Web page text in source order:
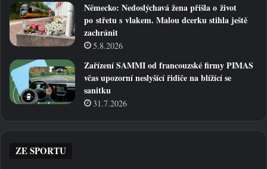
Německo: Nedoslýchavá žena přišla o život
po střetu s vlakem. Malou dcerku stihla ještě
zachránit
5.8.2026
Zařízení SAMMI od francouzské firmy PIMAS
včas upozorní neslyšící řidiče na blížící se
sanitku
31.7.2026
ZE SPORTU